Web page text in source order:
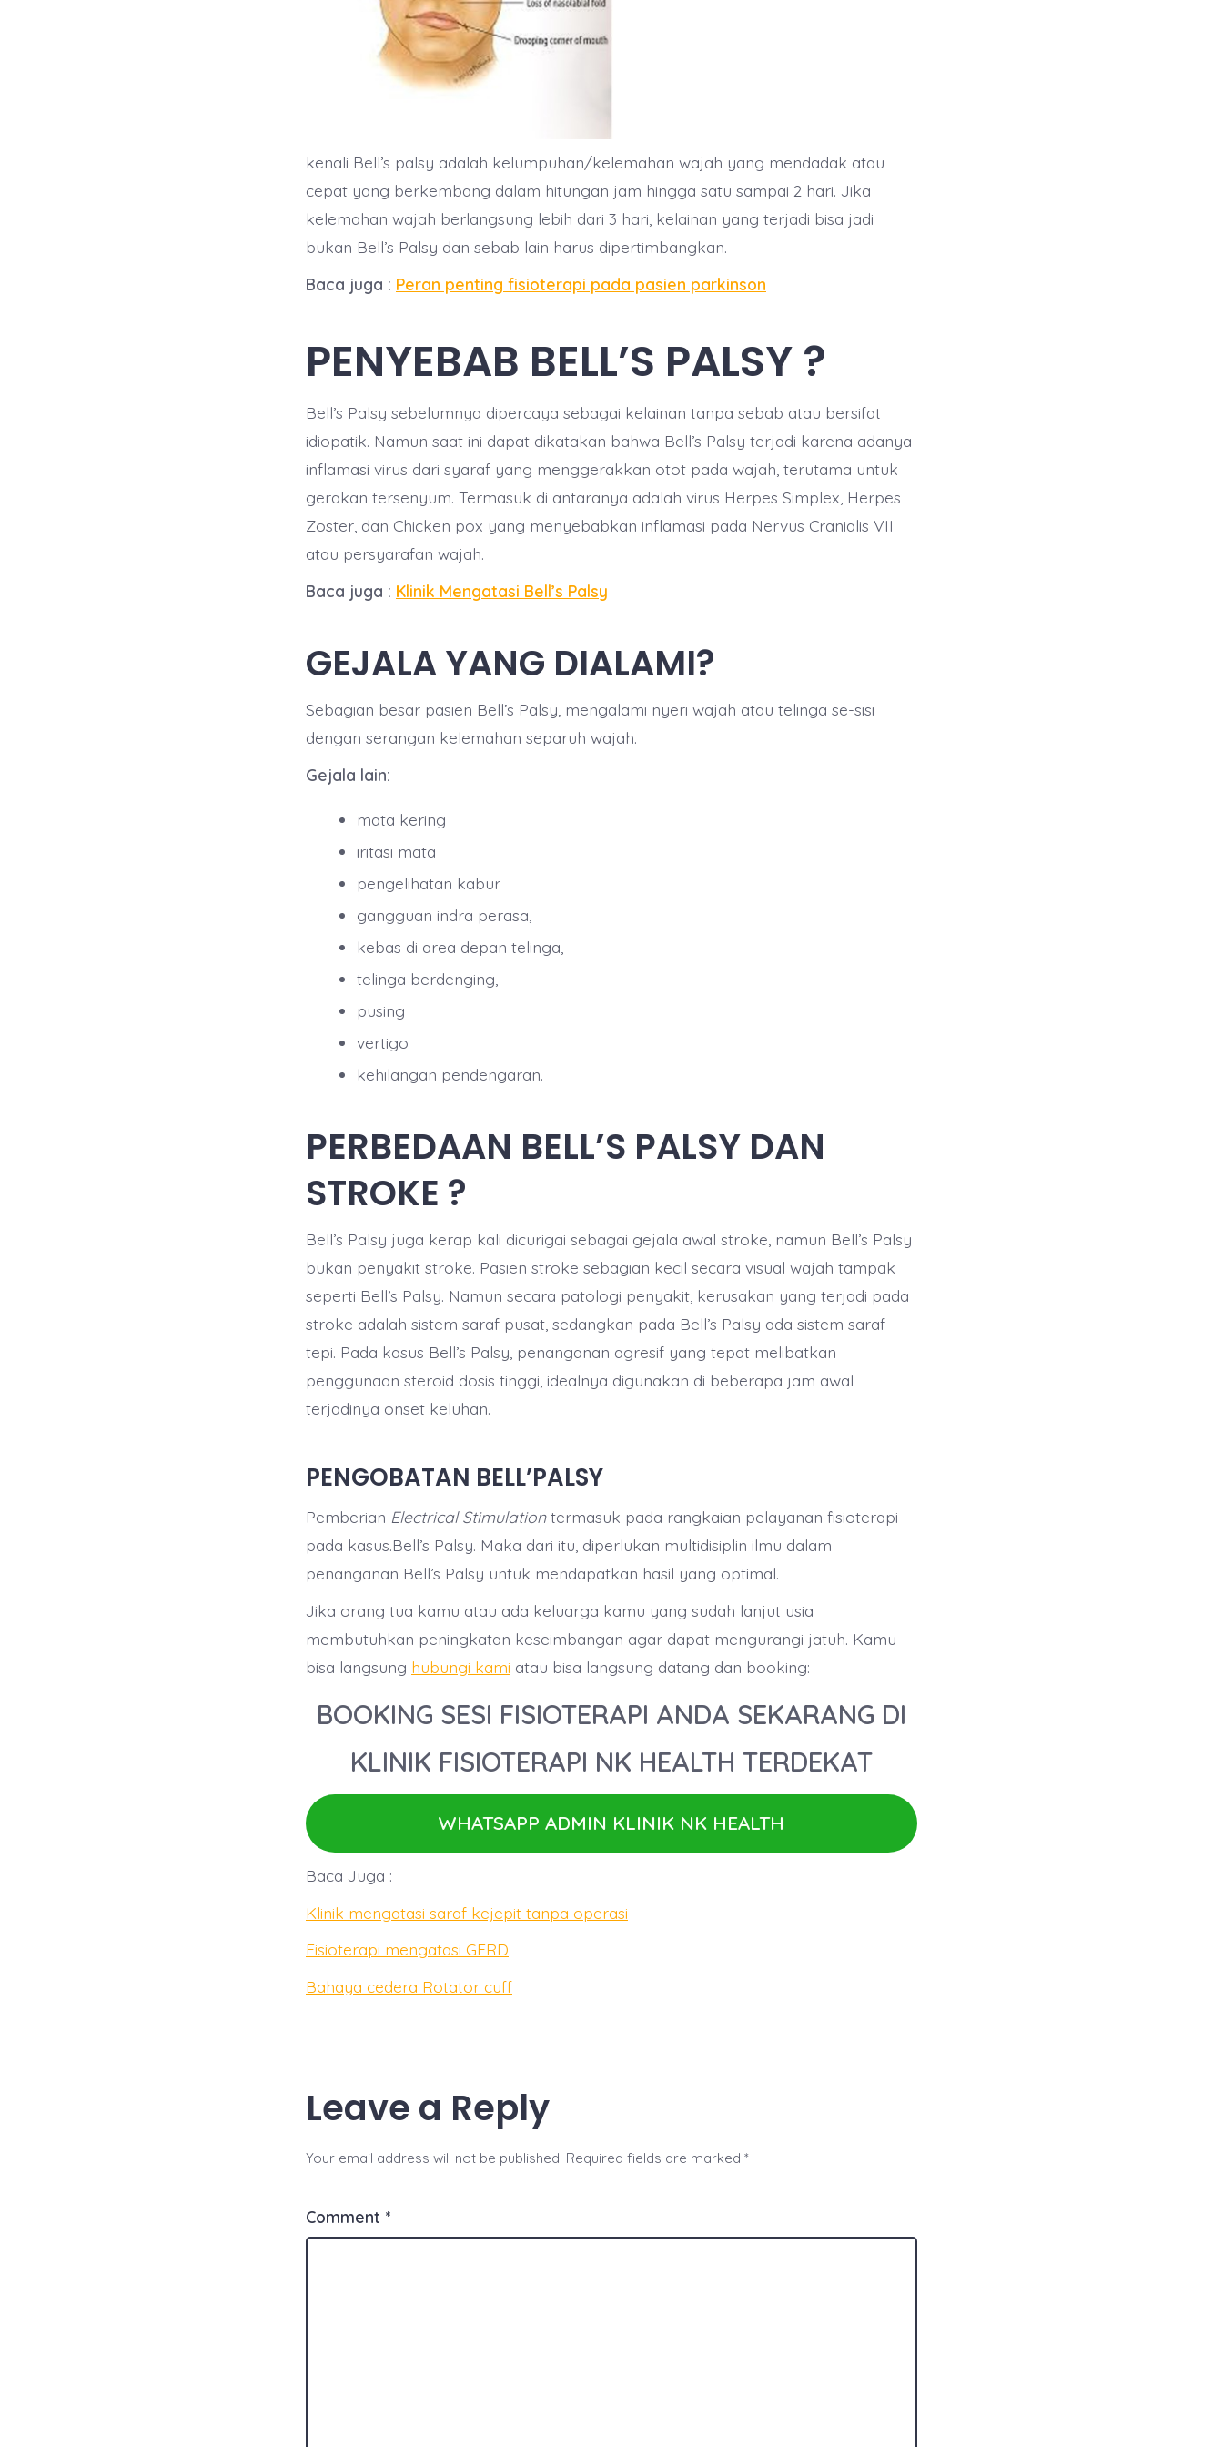
kenali Bell’s palsy adalah kelumpuhan/kelemahan wajah yang mendadak atau
cepat yang berkembang dalam hitungan jam hingga satu sampai 2 hari. Jika
kelemahan wajah berlangsung lebih dari 3 hari, kelainan yang terjadi bisa jadi
bukan Bell’s Palsy dan sebab lain harus dipertimbangkan.
Baca juga : Peran penting fisioterapi pada pasien parkinson
PENYEBAB BELL’S PALSY ?
Bell’s Palsy sebelumnya dipercaya sebagai kelainan tanpa sebab atau bersifat
idiopatik. Namun saat ini dapat dikatakan bahwa Bell’s Palsy terjadi karena adanya
inflamasi virus dari syaraf yang menggerakkan otot pada wajah, terutama untuk
gerakan tersenyum. Termasuk di antaranya adalah virus Herpes Simplex, Herpes
Zoster, dan Chicken pox yang menyebabkan inflamasi pada Nervus Cranialis VII
atau persyarafan wajah.
Baca juga : Klinik Mengatasi Bell’s Palsy
GEJALA YANG DIALAMI?
Sebagian besar pasien Bell’s Palsy, mengalami nyeri wajah atau telinga se-sisi
dengan serangan kelemahan separuh wajah.
Gejala lain:
mata kering
iritasi mata
pengelihatan kabur
gangguan indra perasa,
kebas di area depan telinga,
telinga berdenging,
pusing
vertigo
kehilangan pendengaran.
PERBEDAAN BELL’S PALSY DAN
STROKE ?
Bell’s Palsy juga kerap kali dicurigai sebagai gejala awal stroke, namun Bell’s Palsy
bukan penyakit stroke. Pasien stroke sebagian kecil secara visual wajah tampak
seperti Bell’s Palsy. Namun secara patologi penyakit, kerusakan yang terjadi pada
stroke adalah sistem saraf pusat, sedangkan pada Bell’s Palsy ada sistem saraf
tepi. Pada kasus Bell’s Palsy, penanganan agresif yang tepat melibatkan
penggunaan steroid dosis tinggi, idealnya digunakan di beberapa jam awal
terjadinya onset keluhan.
PENGOBATAN BELL’PALSY
Pemberian Electrical Stimulationtermasuk pada rangkaian pelayanan fisioterapi
pada kasus.Bell’s Palsy. Maka dari itu, diperlukan multidisiplin ilmu dalam
penanganan Bell’s Palsy untuk mendapatkan hasil yang optimal.
Jika orang tua kamu atau ada keluarga kamu yang sudah lanjut usia
membutuhkan peningkatan keseimbangan agar dapat mengurangi jatuh. Kamu
bisa langsung hubungi kami atau bisa langsung datang dan booking:
BOOKING SESI FISIOTERAPI ANDA SEKARANG DI
KLINIK FISIOTERAPI NK HEALTH TERDEKAT
WHATSAPP ADMIN KLINIK NK HEALTH
Baca Juga :
Klinik mengatasi saraf kejepit tanpa operasi
Fisioterapi mengatasi GERD
Bahaya cedera Rotator cuff
Leave a Reply
Your email address will not be published. Required fields are marked *
Comment *